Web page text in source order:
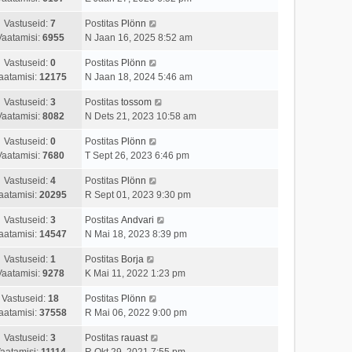
Vastuseid: 7
6955
Postitas Plönn
N Jaan 16, 2025 8:52 am
Vastuseid: 0
12175
Postitas Plönn
N Jaan 18, 2024 5:46 am
Vastuseid: 3
8082
Postitas tossom
N Dets 21, 2023 10:58 am
Vastuseid: 0
7680
Postitas Plönn
T Sept 26, 2023 6:46 pm
Vastuseid: 4
20295
Postitas Plönn
R Sept 01, 2023 9:30 pm
Vastuseid: 3
14547
Postitas Andvari
N Mai 18, 2023 8:39 pm
Vastuseid: 1
9278
Postitas Borja
K Mai 11, 2022 1:23 pm
Vastuseid: 18
37558
Postitas Plönn
R Mai 06, 2022 9:00 pm
Vastuseid: 3
Postitas rauast